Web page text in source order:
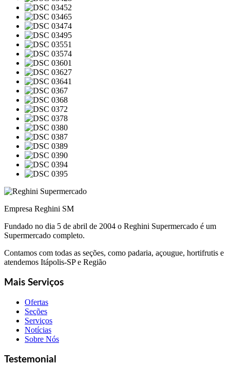
Empresa Reghini SM
Fundado no dia 5 de abril de 2004 o Reghini Supermercado é um
Supermercado completo.
Contamos com todas as seções, como padaria, açougue, hortifrutis e
atendemos Itápolis-SP e Região
Mais Serviços
Ofertas
Seções
Serviços
Notícias
Sobre Nós
Testemonial